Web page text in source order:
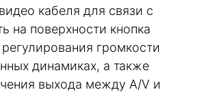
кабеля для связи с
на поверхности кнопка
громкости
динамиках, а также
выхода между A/V и